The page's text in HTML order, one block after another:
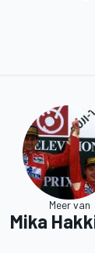
Meer van
Mika